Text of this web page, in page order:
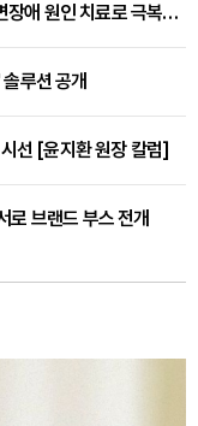
불면증과 어지럼증·이명 증상까지 반복...수면장애 원인 치료로 극복해야
루션 공개
선 [윤지환 원장 칼럼]
브랜드 부스 전개